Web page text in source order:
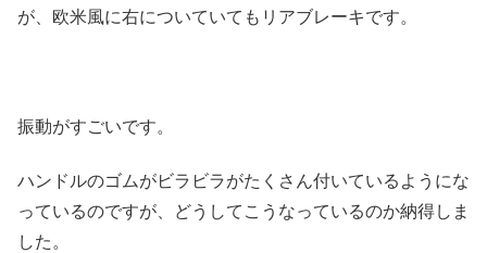
が、欧米風に右についていてもリアブレーキです。
振動がすごいです。
ハンドルのゴムがビラビラがたくさん付いているようにな
っているのですが、どうしてこうなっているのか納得しま
した。